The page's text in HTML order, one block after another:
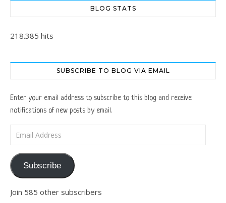
BLOG STATS
218.385 hits
SUBSCRIBE TO BLOG VIA EMAIL
Enter your email address to subscribe to this blog and receive
notifications of new posts by email.
Email Address
Subscribe
Join 585 other subscribers